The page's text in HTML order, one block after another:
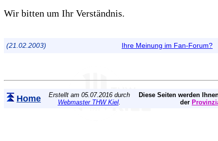
Wir bitten um Ihr Verständnis.
(21.02.2003) Ihre Meinung im Fan-Forum?
Home
Erstellt am 05.07.2016 durch
Webmaster THW Kiel.
Diese Seiten werden
der